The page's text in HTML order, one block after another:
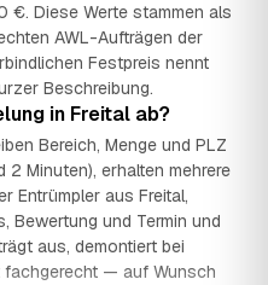
€. Diese Werte stammen als
AWL-Aufträgen der
Festpreis nennt
Beschreibung.
in Freital ab?
Bereich, Menge und PLZ
Minuten), erhalten mehrere
Entrümpler aus Freital,
Bewertung und Termin und
aus, demontiert bei
fachgerecht — auf Wunsch